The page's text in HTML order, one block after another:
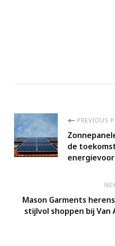
Post
PREVIOUS
de
Mason Garments
stijlvol shoppen bij Van